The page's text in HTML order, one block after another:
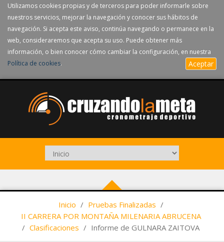
Utilizamos cookies propias y de terceros para poder informarle sobre
nuestros servicios, mejorar la navegación y conocer sus hábitos de
navegación. Si acepta este aviso, continúa navegando o permanece en la
web, consideraremos que acepta su uso. Puede obtener más
información, o bien conocer cómo cambiar la configuración, en nuestra
Política de cookies. Aceptar
Inicio / Pruebas Finalizadas /
II CARRERA POR MONTAÑA MILENARIA ABRUCENA
/ Clasificaciones / Informe de GULNARA ZAITOVA